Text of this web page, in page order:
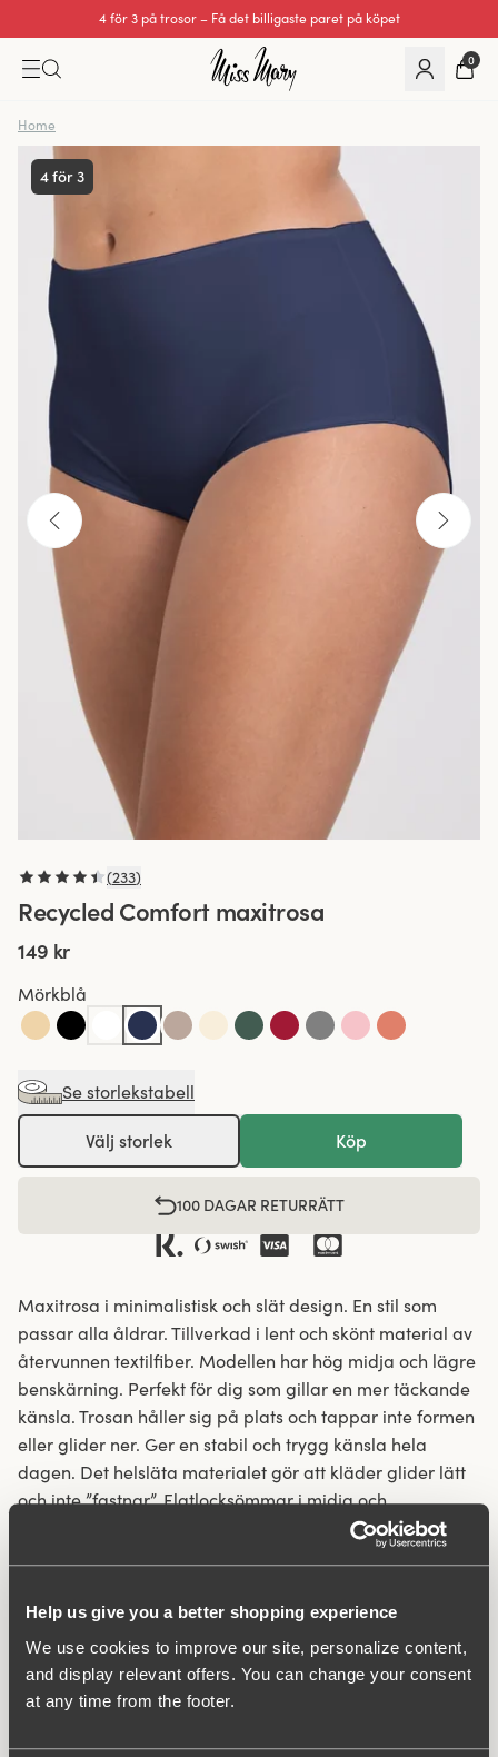
Help us give you a better shopping experience
We use cookies to improve our site, personalize content,
and display relevant offers. You can change your consent
at any time from the footer.
4 för 3 på trosor – Få det billigaste paret på köpet
0
Home
4 för 3
(233)
Recycled Comfort maxitrosa
149 kr
Mörkblå
Se storlekstabell
Välj storlek Köp
100 DAGAR RETURRÄTT
Maxitrosa i minimalistisk och slät design. En stil som
passar alla åldrar. Tillverkad i lent och skönt material av
återvunnen textilfiber. Modellen har hög midja och lägre
benskärning. Perfekt för dig som gillar en mer täckande
känsla. Trosan håller sig på plats och tappar inte formen
eller glider ner. Ger en stabil och trygg känsla hela
dagen. Det helsläta materialet gör att kläder glider lätt
och inte ”fastnar”. Flatlocksömmar i midja och
benöppningar gör att trosan inte skär in och är väldigt
Material av återvunnen textilfiber.
Hög midja och lägre benskärning.
Minimalistisk slät look.